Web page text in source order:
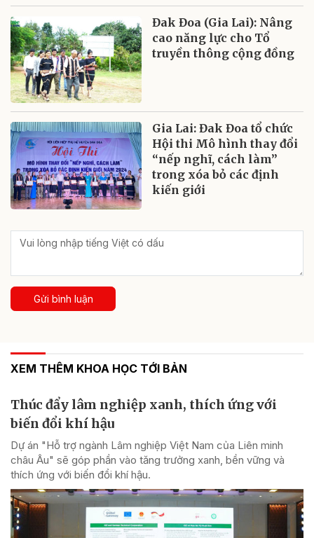
Đak Đoa (Gia Lai): Nâng
cao năng lực cho Tổ
truyền thông cộng đồng
Gia Lai: Đak Đoa tổ chức
Hội thi Mô hình thay đổi
“nếp nghĩ, cách làm”
trong xóa bỏ các định
kiến giới
Gửi bình luận
XEM THÊM KHOA HỌC TỚI BẢN
Thúc đẩy lâm nghiệp xanh, thích ứng với
biến đổi khí hậu
Dự án "Hỗ trợ ngành Lâm nghiệp Việt Nam của Liên minh
châu Âu" sẽ góp phần vào tăng trưởng xanh, bền vững và
thích ứng với biến đổi khí hậu.